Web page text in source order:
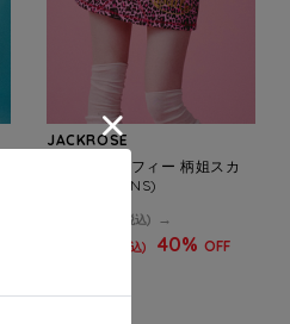
JACKROSE
GALFY/ガルフィー 柄姐スカ
ート(WOMENS)
(税込)
(税込) 40% OFF